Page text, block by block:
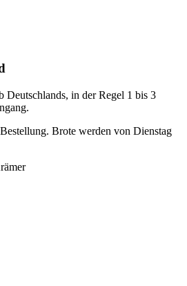
Deutschlands, in der Regel 1 bis 3
Brote werden von Dienstag